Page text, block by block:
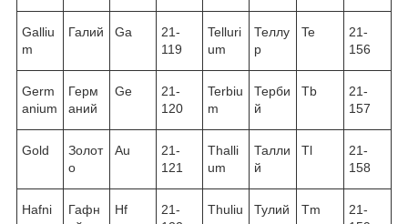
Galliu
m
Галий Ga
21-
119
Telluri
um
Теллу
р
Te
21-
156
Germ
anium
Герм
аний
Ge
21-
120
Terbiu
m
Терби
й
Tb
21-
157
Gold
Золот
о
Au
21-
121
Thalli
um
Талли
й
Tl
21-
158
Hafni
Гафн
Hf
21-
Thuliu
Тулий Tm
21-